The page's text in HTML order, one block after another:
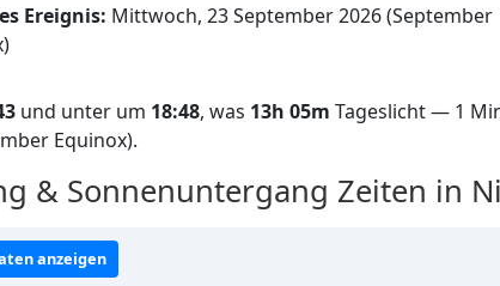
Ereignis: Mittwoch, 23 September 2026 (September
und unter um 18:48, was 13h 05m Tageslicht — 1
Equinox).
& Sonnenuntergang Zeiten in
anzeigen